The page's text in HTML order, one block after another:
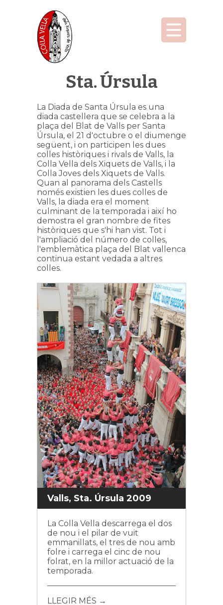
Sta. Úrsula
La Diada de Santa Úrsula es una
diada castellera que se celebra a la
plaça del Blat de Valls per Santa
Úrsula, el 21 d'octubre o el diumenge
següent, i on participen les dues
colles històriques i rivals de Valls, la
Colla Vella dels Xiquets de Valls, i la
Colla Joves dels Xiquets de Valls.
Quan al panorama dels Castells
només existien les dues colles de
Valls, la diada era el moment
culminant de la temporada i així ho
demostra el gran nombre de fites
històriques que s'hi han vist. Tot i
l'ampliació del número de colles,
l'emblemàtica plaça del Blat vallenca
continua estant vedada a altres
colles.
Valls, Sta. Úrsula 2009
La Colla Vella descarrega el dos
de nou i el pilar de vuit
emmanillats, el tres de nou amb
folre i carrega el cinc de nou
folrat, en la millor actuació de la
temporada.
LLEGIR MÉS →